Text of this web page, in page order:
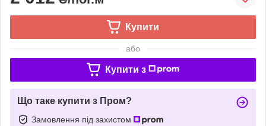
Купити
або
Купити з
Що таке купити з Пром?
Замовлення під захистом